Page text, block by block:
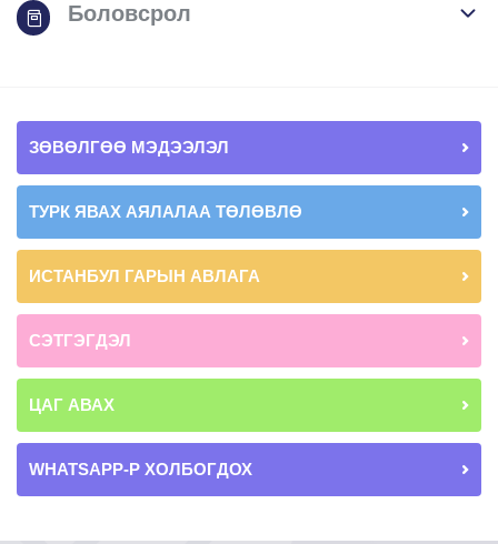
Боловсрол
ЗӨВӨЛГӨӨ МЭДЭЭЛЭЛ
ТУРК ЯВАХ АЯЛАЛАА ТӨЛӨВЛӨ
ИСТАНБУЛ ГАРЫН АВЛАГА
СЭТГЭГДЭЛ
ЦАГ АВАХ
WHATSAPP-Р ХОЛБОГДОХ